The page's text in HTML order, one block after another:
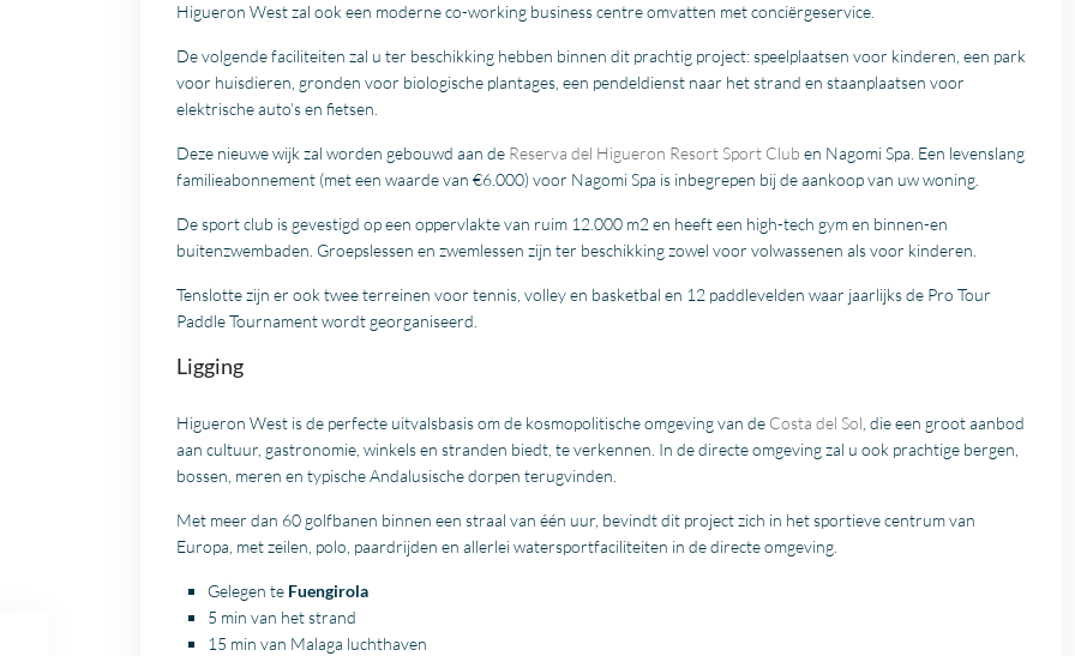
Higueron West zal ook een moderne co-working business centre omvatten met conciërgeservice.
De volgende faciliteiten zal u ter beschikking hebben binnen dit prachtig project: speelplaatsen voor kinderen, een park
voor huisdieren, gronden voor biologische plantages, een pendeldienst naar het strand en staanplaatsen voor
elektrische auto’s en fietsen.
Deze nieuwe wijk zal worden gebouwd aan de Reserva del Higueron Resort Sport Club en Nagomi Spa. Een levenslang
familieabonnement (met een waarde van €6.000) voor Nagomi Spa is inbegrepen bij de aankoop van uw woning.
De sport club is gevestigd op een oppervlakte van ruim 12.000 m2 en heeft een high-tech gym en binnen-en
buitenzwembaden. Groepslessen en zwemlessen zijn ter beschikking zowel voor volwassenen als voor kinderen.
Tenslotte zijn er ook twee terreinen voor tennis, volley en basketbal en 12 paddlevelden waar jaarlijks de Pro Tour
Paddle Tournament wordt georganiseerd.
Ligging
Higueron West is de perfecte uitvalsbasis om de kosmopolitische omgeving van de Costa del Sol , die een groot aanbod
aan cultuur, gastronomie, winkels en stranden biedt, te verkennen. In de directe omgeving zal u ook prachtige bergen,
bossen, meren en typische Andalusische dorpen terugvinden.
Met meer dan 60 golfbanen binnen een straal van één uur, bevindt dit project zich in het sportieve centrum van
Europa, met zeilen, polo, paardrijden en allerlei watersportfaciliteiten in de directe omgeving.
Gelegen te Fuengirola
5 min van het strand
15 min van Malaga luchthaven